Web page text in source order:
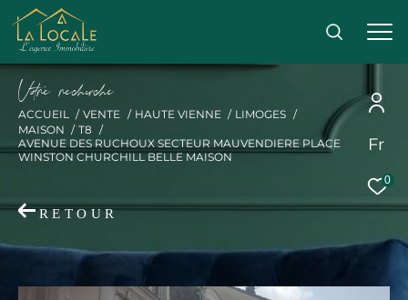
Fr
0
Vore recece
ACCUEIL VENTE HAUTE VIENNE
LIMOGES
MAISON
T8
AVENUE DES RUCHOUX SECTEUR MAUVENDIERE PLACE
WINSTON CHURCHILL BELLE MAISON
RETOUR
Effectuer une recherche
Acheter